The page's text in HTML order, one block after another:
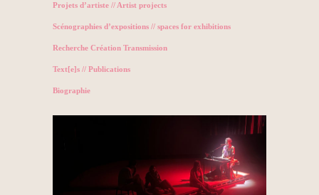
Projets d’artiste // Artist projects
Scénographies d’expositions // spaces for exhibitions
Recherche Création Transmission
Text[e]s // Publications
Biographie